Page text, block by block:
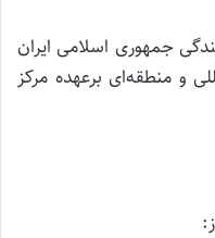
جمهوری اسلامی ایران
و منطقه‌ای برعهده مرکز